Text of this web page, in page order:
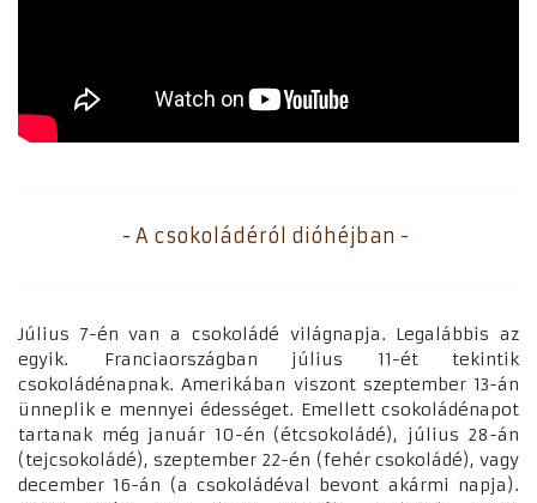
- A csokoládéról dióhéjban -
Július 7-én van a csokoládé világnapja. Legalábbis az
egyik. Franciaországban július 11-ét tekintik
csokoládénapnak. Amerikában viszont szeptember 13-án
ünneplik e mennyei édességet. Emellett csokoládénapot
tartanak még január 10-én (étcsokoládé), július 28-án
(tejcsokoládé), szeptember 22-én (fehér csokoládé), vagy
december 16-án (a csokoládéval bevont akármi napja).